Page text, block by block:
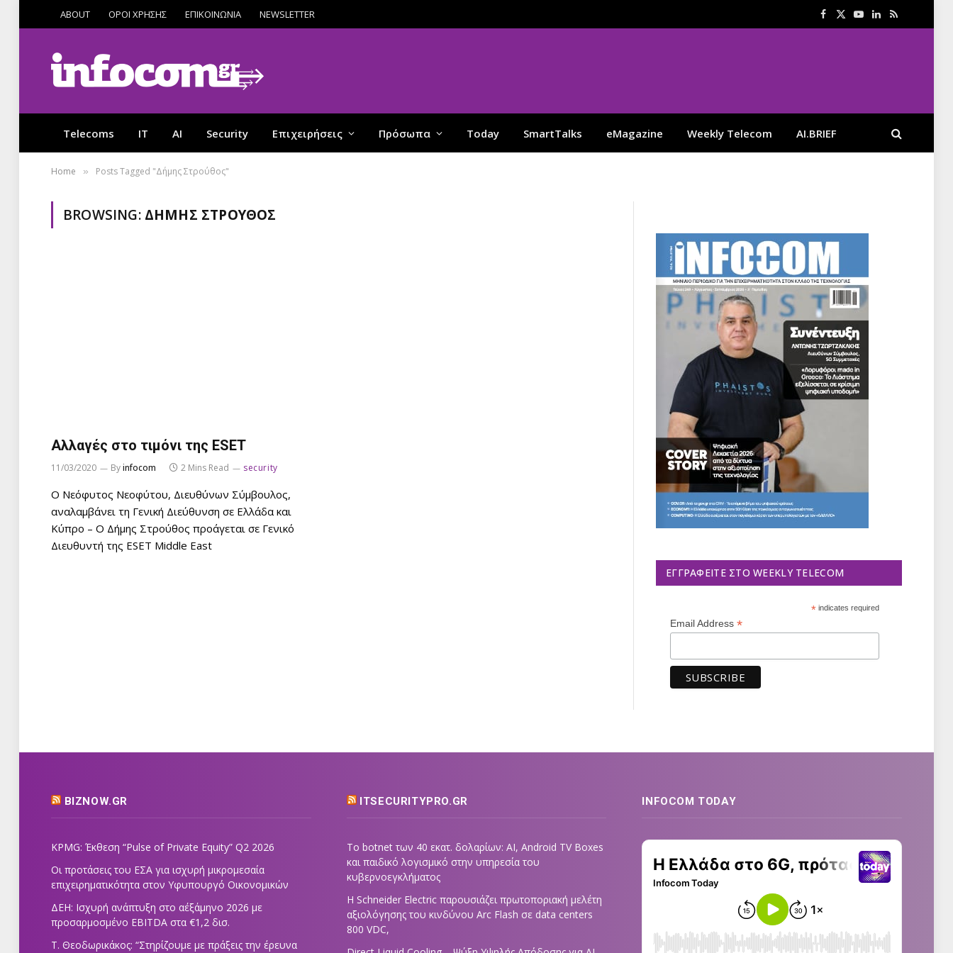
ABOUT ΟΡΟΙ ΧΡΗΣΗΣ ΕΠΙΚΟΙΝΩΝΙΑ NEWSLETTER Facebook
X
YouTube
LinkedIn
RSS
Telecoms IT AI Security Επιχειρήσεις Πρόσωπα Today SmartTalks eMagazine Weekly Telecom AI.BRIEF
Home » Posts Tagged "Δήμης Στρούθος"
BROWSING: ΔΉΜΗΣ ΣΤΡΟΎΘΟΣ
Αλλαγές στο τιμόνι της ESET
11/03/2020 Byinfocom 2 Mins Read security
Ο Νεόφυτος Νεοφύτου, Διευθύνων Σύμβουλος,
αναλαμβάνει τη Γενική Διεύθυνση σε Ελλάδα και
Κύπρο – Ο Δήμης Στρούθος προάγεται σε Γενικό
Διευθυντή της ESET Middle East
ΕΓΓΡΑΦΕΊΤΕ ΣΤΟ WEEKLY TELECOM
*indicates required
Email Address *
BIZNOW.GR
KPMG: Έκθεση “Pulse of Private Equity” Q2 2026
Οι προτάσεις του ΕΣΑ για ισχυρή μικρομεσαία
επιχειρηματικότητα στον Υφυπουργό Οικονομικών
ΔΕΗ: Ισχυρή ανάπτυξη στο α΄εξάμηνο 2026 με
προσαρμοσμένο EBITDA στα €1,2 δισ.
Τ. Θεοδωρικάκος: “Στηρίζουμε με πράξεις την έρευνα
ITSECURITYPRO.GR
Το botnet των 40 εκατ. δολαρίων: AI, Android TV Boxes
και παιδικό λογισμικό στην υπηρεσία του
κυβερνοεγκλήματος
Η Schneider Electric παρουσιάζει πρωτοποριακή μελέτη
αξιολόγησης του κινδύνου Arc Flash σε data centers
800 VDC,
INFOCOM TODAY